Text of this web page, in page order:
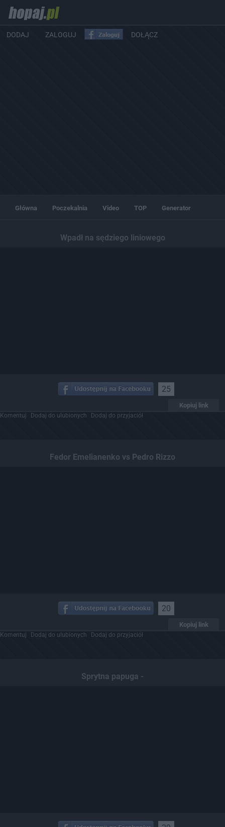
DODAJ ZALOGUJ DOŁĄCZ
Główna Poczekalnia Video TOP Generator
Wpadł na sędziego liniowego
25
Kopiuj link
Komentuj Dodaj do ulubionych Dodaj do przyjaciół
Fedor Emelianenko vs Pedro Rizzo
20
Kopiuj link
Komentuj Dodaj do ulubionych Dodaj do przyjaciół
Sprytna papuga -